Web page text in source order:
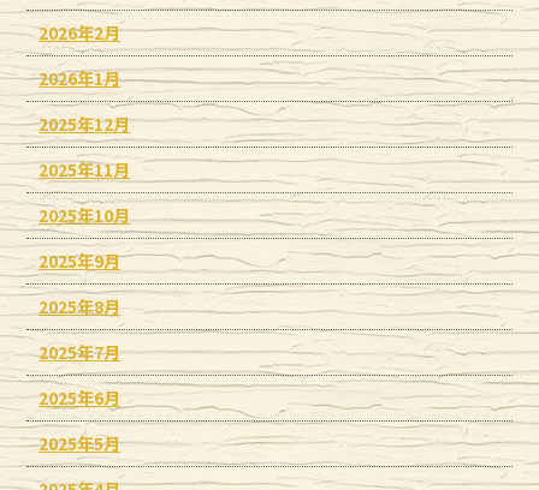
2026年2月
2026年1月
2025年12月
2025年11月
2025年10月
2025年9月
2025年8月
2025年7月
2025年6月
2025年5月